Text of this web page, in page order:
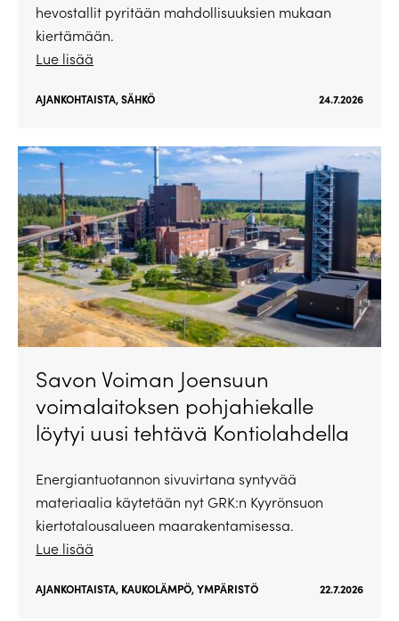
hevostallit pyritään mahdollisuuksien mukaan
kiertämään.
Lue lisää
AJANKOHTAISTA,SÄHKÖ 24.7.2026
Savon Voiman Joensuun
voimalaitoksen pohjahiekalle
löytyi uusi tehtävä Kontiolahdella
Energiantuotannon sivuvirtana syntyvää
materiaalia käytetään nyt GRK:n Kyyrönsuon
kiertotalousalueen maarakentamisessa.
Lue lisää
AJANKOHTAISTA, KAUKOLÄMPÖ,YMPÄRISTÖ 22.7.2026